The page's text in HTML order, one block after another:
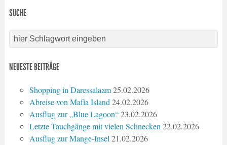
SUCHE
NEUESTE BEITRÄGE
Shopping in Daressalaam 25.02.2026
Abreise von Mafía Island 24.02.2026
Ausflug zur „Blue Lagoon“ 23.02.2026
Letzte Tauchgänge mit vielen Schnecken 22.02.2026
Ausflug zur Mange-Insel 21.02.2026